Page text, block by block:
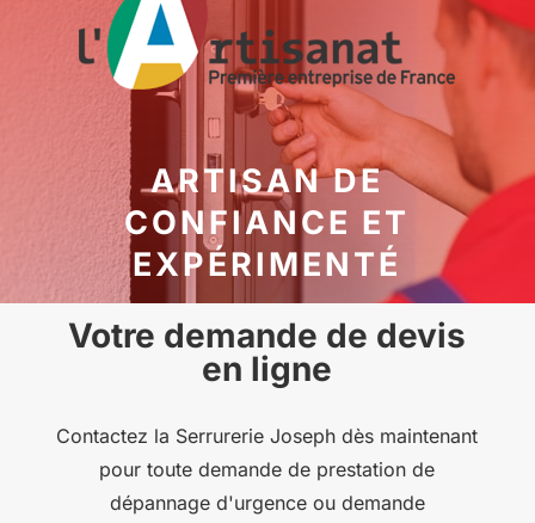
ARTISAN DE
CONFIANCE ET
EXPÉRIMENTÉ
Votre demande de devis
en ligne
Contactez la Serrurerie Joseph dès maintenant
pour toute demande de prestation de
dépannage d'urgence ou demande